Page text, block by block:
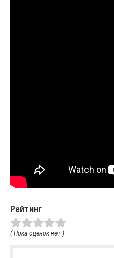
Рейтинг
( Пока оценок нет )